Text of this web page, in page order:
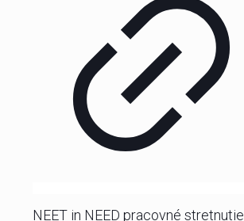
NEET in NEED pracovné stretnutie